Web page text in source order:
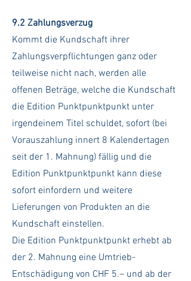
9.2 Zahlungsverzug
Kommt die Kundschaft ihrer
Zahlungsverpflichtungen ganz oder
teilweise nicht nach, werden alle
offenen Beträge, welche die Kundschaft
die Edition Punktpunktpunkt unter
irgendeinem Titel schuldet, sofort (bei
Vorauszahlung innert 8 Kalendertagen
seit der 1. Mahnung) fällig und die
Edition Punktpunktpunkt kann diese
sofort einfordern und weitere
Lieferungen von Produkten an die
Kundschaft einstellen.
Die Edition Punktpunktpunkt erhebt ab
der 2. Mahnung eine Umtrieb-
Entschädigung von CHF 5.– und ab der